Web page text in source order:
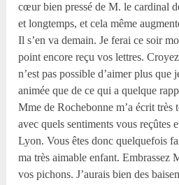
cœur bien pressé de M. le cardinal
et longtemps, et cela même
Il s’en va demain. Je ferai ce soir
point encore reçu vos lettres.
n’est pas possible d’aimer plus que
animée que de ce qui a quelque
Mme de Rochebonne m’a écrit très
avec quels sentiments vous reçûtes
Lyon. Vous êtes donc quelquefois
ma très aimable enfant. Embrassez
vos pichons. J’aurais bien des